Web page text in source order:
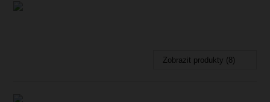
Zobrazit produkty (8)